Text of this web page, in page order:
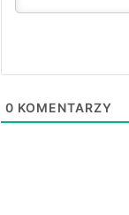
0 KOMENTARZY